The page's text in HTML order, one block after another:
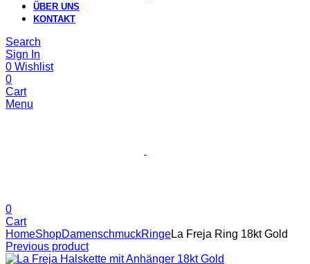
ÜBER UNS
KONTAKT
Search
Sign In
0 Wishlist
0
Cart
Menu
0
Cart
HomeShopDamenschmuckRingeLa Freja Ring 18kt Gold
Previous product